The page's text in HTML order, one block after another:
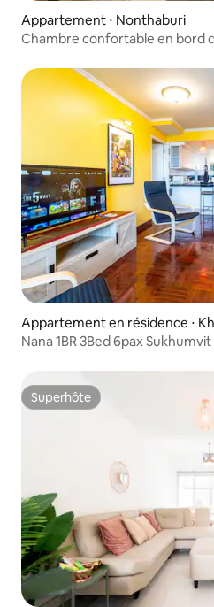
Appartement ⋅ Nonthaburi
Chambre confortable en bord
Appartement en résidence ⋅
Nana 1BR 3Bed 6pax
Superhôte
Superhôte